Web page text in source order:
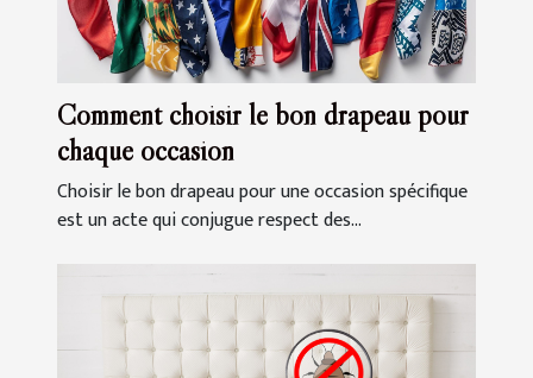
Comment choisir le bon drapeau pour
chaque occasion
Choisir le bon drapeau pour une occasion spécifique
est un acte qui conjugue respect des...